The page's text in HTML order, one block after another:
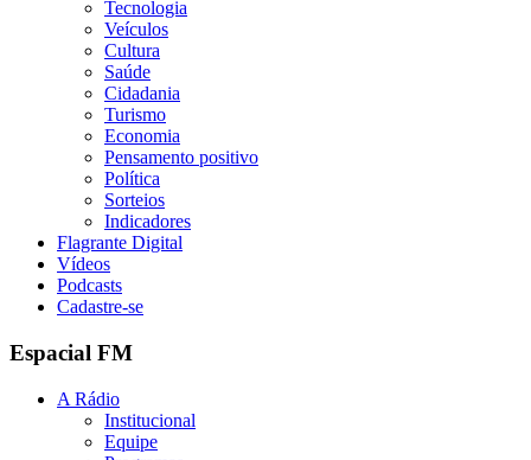
Tecnologia
Veículos
Cultura
Saúde
Cidadania
Turismo
Economia
Pensamento positivo
Política
Sorteios
Indicadores
Flagrante Digital
Vídeos
Podcasts
Cadastre-se
Espacial FM
A Rádio
Institucional
Equipe